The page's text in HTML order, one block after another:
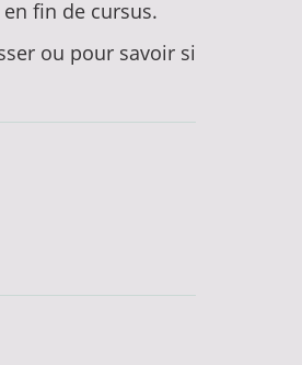
fin de cursus.
ou pour savoir si